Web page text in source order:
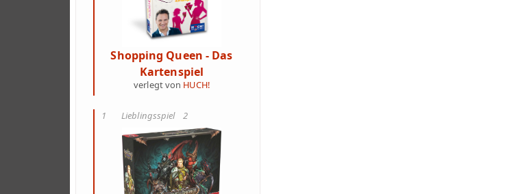
Shopping Queen - Das
Kartenspiel
verlegt von HUCH!
1 Lieblingsspiel 2